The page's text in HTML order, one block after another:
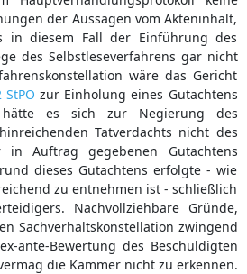
der Aussagen vom Akteninhalt,
in diesem Fall der Einführung des
des Selbstleseverfahrens gar nicht
wäre das Gericht
StPO zur Einholung eines Gutachtens
hätte es sich zur Negierung des
Tatverdachts nicht des
in Auftrag gegebenen Gutachtens
dieses Gutachtens erfolgte - wie
zu entnehmen ist - schließlich
Nachvollziehbare Gründe,
Sachverhaltskonstellation zwingend
ante-Bewertung des Beschuldigten
die Kammer nicht zu erkennen.